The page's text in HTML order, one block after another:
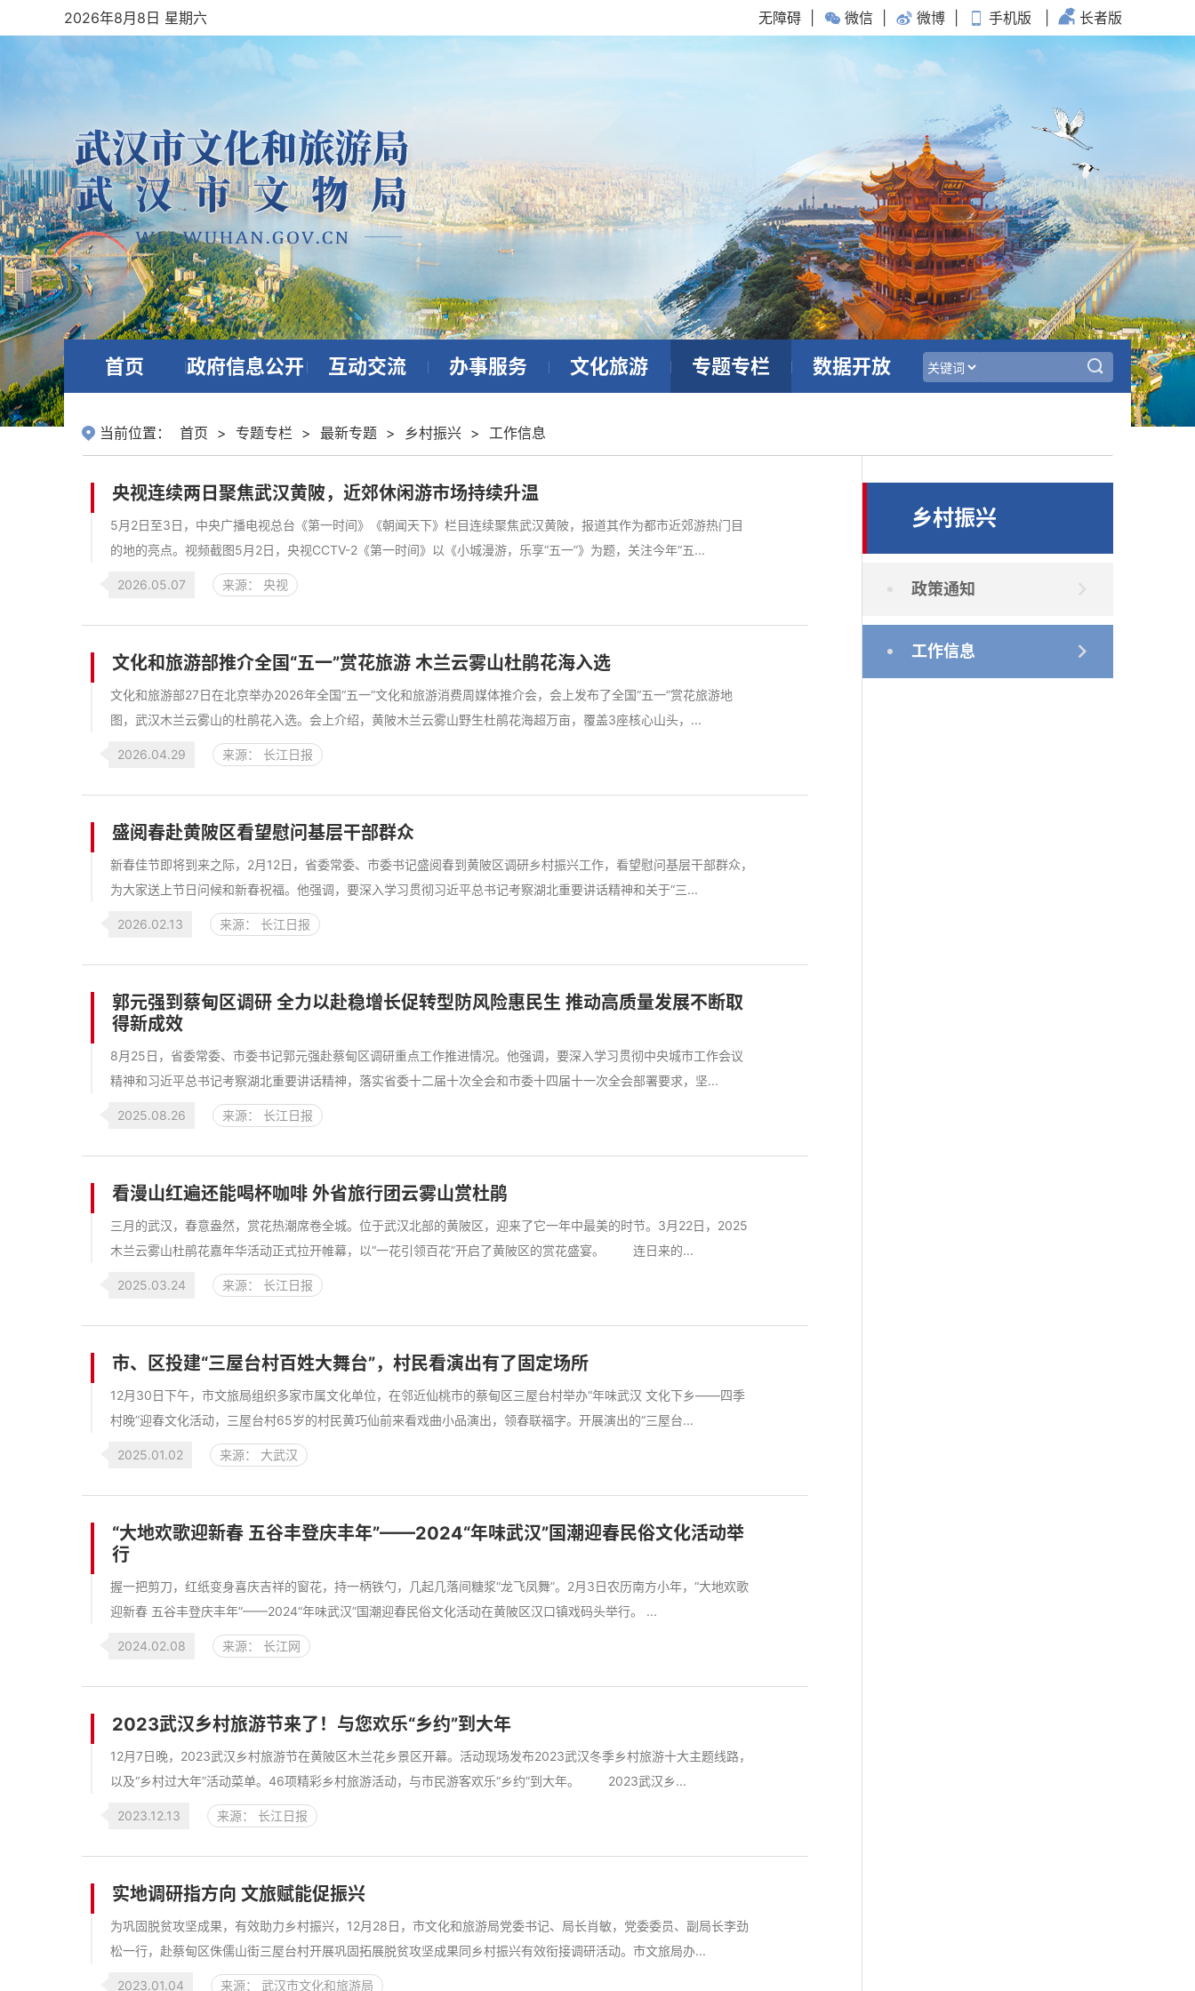
2026年8月8日 星期六 无障碍 微信 微博 手机版 长者版
首页 政府信息公开 互动交流 办事服务 文化旅游 专题专栏 数据开放
当前位置： 首页 > 专题专栏 > 最新专题 > 乡村振兴 > 工作信息
乡村振兴
政策通知
工作信息
央视连续两日聚焦武汉黄陂，近郊休闲游市场持续升温
5月2日至3日，中央广播电视总台《第一时间》《朝闻天下》栏目连续聚焦武汉黄陂，报道其作为都市近郊游热门目
的地的亮点。视频截图5月2日，央视CCTV-2《第一时间》以《小城漫游，乐享“五一”》为题，关注今年“五...
2026.05.07 来源： 央视
文化和旅游部推介全国“五一”赏花旅游 木兰云雾山杜鹃花海入选
文化和旅游部27日在北京举办2026年全国“五一”文化和旅游消费周媒体推介会，会上发布了全国“五一”赏花旅游地
图，武汉木兰云雾山的杜鹃花入选。会上介绍，黄陂木兰云雾山野生杜鹃花海超万亩，覆盖3座核心山头，...
2026.04.29 来源： 长江日报
盛阅春赴黄陂区看望慰问基层干部群众
新春佳节即将到来之际，2月12日，省委常委、市委书记盛阅春到黄陂区调研乡村振兴工作，看望慰问基层干部群众，
为大家送上节日问候和新春祝福。他强调，要深入学习贯彻习近平总书记考察湖北重要讲话精神和关于“三...
2026.02.13 来源： 长江日报
郭元强到蔡甸区调研 全力以赴稳增长促转型防风险惠民生 推动高质量发展不断取
得新成效
8月25日，省委常委、市委书记郭元强赴蔡甸区调研重点工作推进情况。他强调，要深入学习贯彻中央城市工作会议
精神和习近平总书记考察湖北重要讲话精神，落实省委十二届十次全会和市委十四届十一次全会部署要求，坚...
2025.08.26 来源： 长江日报
看漫山红遍还能喝杯咖啡 外省旅行团云雾山赏杜鹃
三月的武汉，春意盎然，赏花热潮席卷全城。位于武汉北部的黄陂区，迎来了它一年中最美的时节。3月22日，2025
木兰云雾山杜鹃花嘉年华活动正式拉开帷幕，以“一花引领百花”开启了黄陂区的赏花盛宴。 连日来的...
2025.03.24 来源： 长江日报
市、区投建“三屋台村百姓大舞台”，村民看演出有了固定场所
12月30日下午，市文旅局组织多家市属文化单位，在邻近仙桃市的蔡甸区三屋台村举办“年味武汉 文化下乡——四季
村晚”迎春文化活动，三屋台村65岁的村民黄巧仙前来看戏曲小品演出，领春联福字。开展演出的“三屋台...
2025.01.02 来源： 大武汉
“大地欢歌迎新春 五谷丰登庆丰年”——2024“年味武汉”国潮迎春民俗文化活动举
行
握一把剪刀，红纸变身喜庆吉祥的窗花，持一柄铁勺，几起几落间糖浆“龙飞凤舞”。2月3日农历南方小年，“大地欢歌
迎新春 五谷丰登庆丰年”——2024“年味武汉”国潮迎春民俗文化活动在黄陂区汉口镇戏码头举行。 ...
2024.02.08 来源： 长江网
2023武汉乡村旅游节来了！与您欢乐“乡约”到大年
12月7日晚，2023武汉乡村旅游节在黄陂区木兰花乡景区开幕。活动现场发布2023武汉冬季乡村旅游十大主题线路，
以及“乡村过大年”活动菜单。46项精彩乡村旅游活动，与市民游客欢乐“乡约”到大年。 2023武汉乡...
2023.12.13 来源： 长江日报
实地调研指方向 文旅赋能促振兴
为巩固脱贫攻坚成果，有效助力乡村振兴，12月28日，市文化和旅游局党委书记、局长肖敏，党委委员、副局长李劲
松一行，赴蔡甸区侏儒山街三屋台村开展巩固拓展脱贫攻坚成果同乡村振兴有效衔接调研活动。市文旅局办...
2023.01.04 来源： 武汉市文化和旅游局